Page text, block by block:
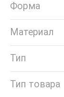
Форма
Материал
Тип
Тип товара